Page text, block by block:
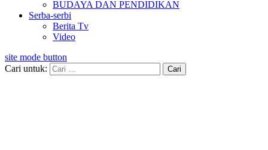
BUDAYA DAN PENDIDIKAN
Serba-serbi
Berita Tv
Video
site mode button
Cari untuk: